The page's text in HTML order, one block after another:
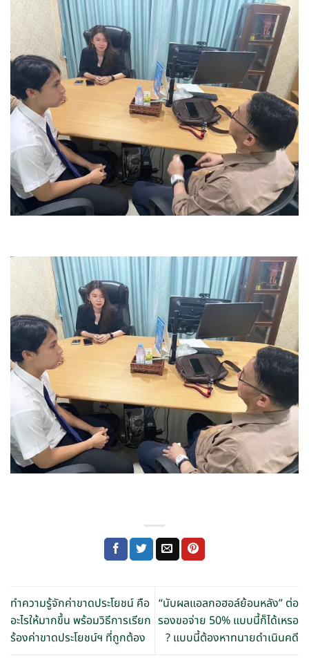
ทำความรู้จักค่าขาดประโยชน์ คือ
อะไรให้มากขึ้น พร้อมวิธีการเรียก
ร้องค่าขาดประโยชน์ฯ ที่ถูกต้อง
“นับผลแอลกอฮอล์ย้อนหลัง” ต่อ
รองขอจ่าย 50% แบบนี้ก็ได้เหรอ
? แบบนี้ต้องหาทนายดำเนินคดี